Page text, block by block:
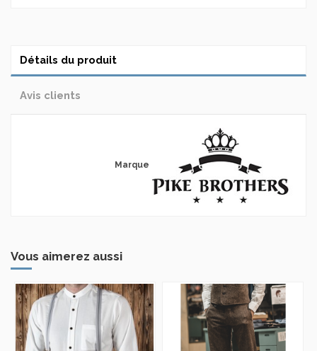
Détails du produit
Avis clients
Marque
Vous aimerez aussi